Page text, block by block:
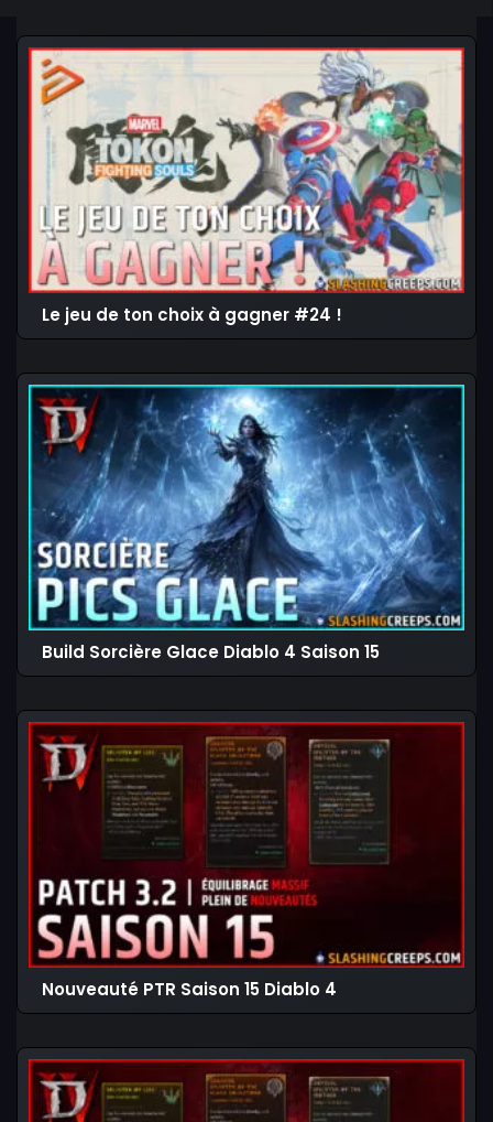
Le jeu de ton choix à gagner #24 !
Build Sorcière Glace Diablo 4 Saison 15
Nouveauté PTR Saison 15 Diablo 4